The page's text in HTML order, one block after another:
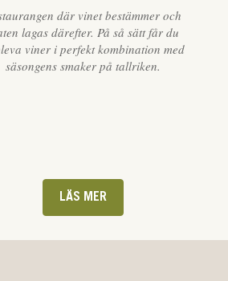
där vinet bestämmer och
lagas därefter. På så sätt får du
viner i perfekt kombination med
säsongens smaker på tallriken.
LÄS MER